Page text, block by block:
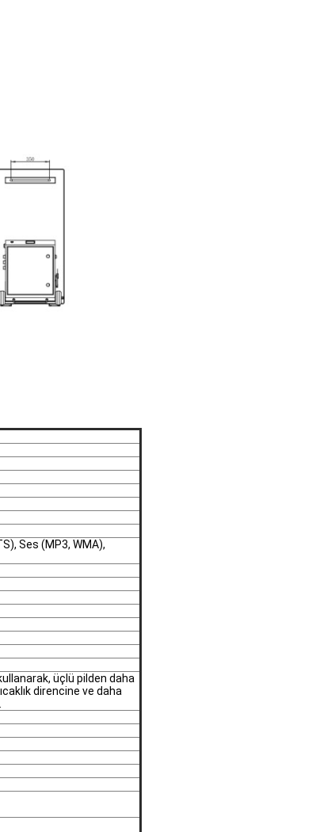
Ses (MP3, WMA),
üçlü pilden daha
direncine ve daha